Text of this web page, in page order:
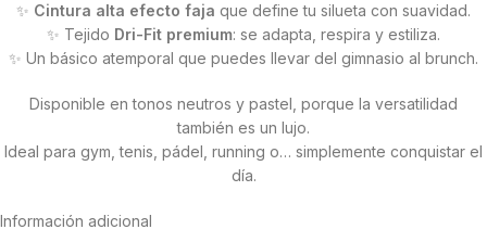
✨ Cintura alta efecto faja que define tu silueta con suavidad.
✨ Tejido Dri-Fit premium: se adapta, respira y estiliza.
✨ Un básico atemporal que puedes llevar del gimnasio al brunch.
Disponible en tonos neutros y pastel, porque la versatilidad
también es un lujo.
Ideal para gym, tenis, pádel, running o… simplemente conquistar el
día.
Información adicional